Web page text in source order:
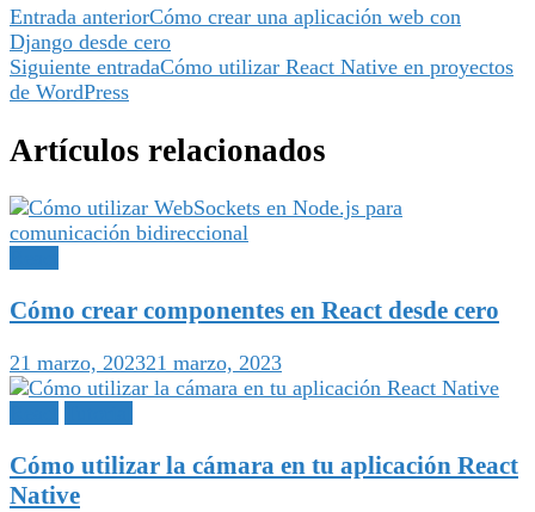
Entrada anteriorCómo crear una aplicación web con
Django desde cero
Siguiente entradaCómo utilizar React Native en proyectos
de WordPress
Artículos relacionados
Cómo crear componentes en React desde cero
21 marzo, 202321 marzo, 2023
Cómo utilizar la cámara en tu aplicación React
Native